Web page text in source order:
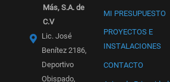
Más, S.A. de
C.V
Lic. José
Benítez 2186,
Deportivo
Obispado,
MI PRESUPUESTO
PROYECTOS E
INSTALACIONES
CONTACTO